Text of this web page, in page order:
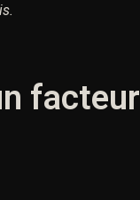
facteur